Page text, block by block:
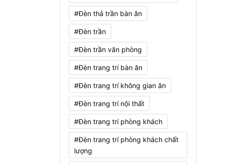
#Đèn thả trần bàn ăn
#Đèn trần
#Đèn trần văn phòng
#Đèn trang trí bàn ăn
#Đèn trang trí không gian ăn
#Đèn trang trí nội thất
#Đèn trang trí phòng khách
#Đèn trang trí phòng khách chất
lượng